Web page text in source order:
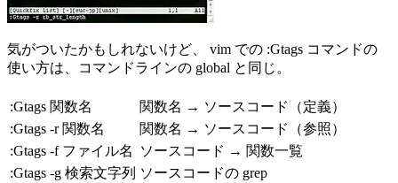
気がついたかもしれないけど、 vim での :Gtags コマンドの
使い方は、コマンドラインの global と同じ。
:Gtags 関数名
関数名 → ソースコード（定義）
:Gtags -r 関数名
関数名 → ソースコード（参照）
:Gtags -f ファイル名
ソースコード → 関数一覧
:Gtags -g 検索文字列 ソースコードの grep